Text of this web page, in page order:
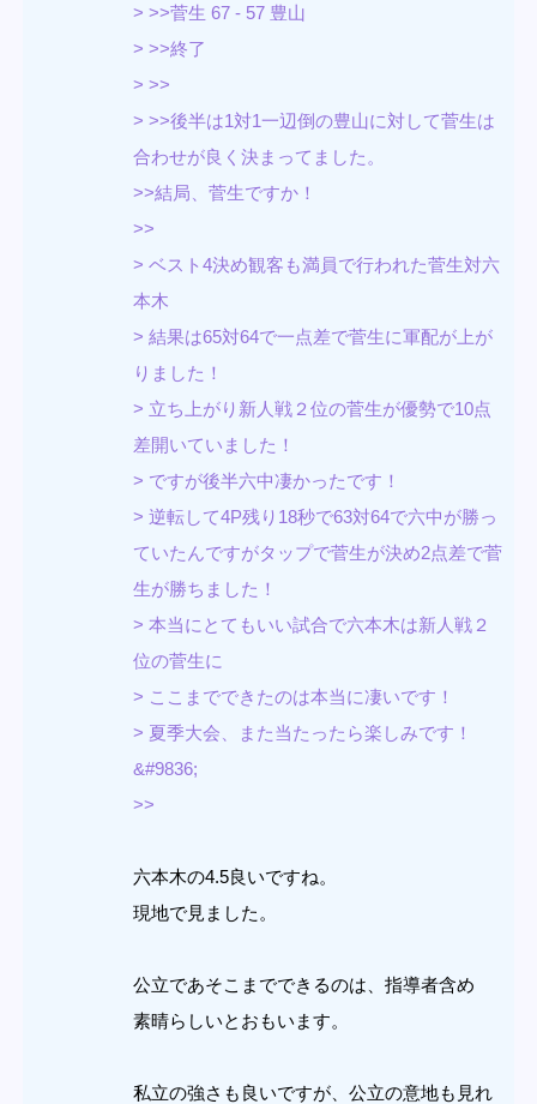
> >>菅生 67 - 57 豊山
> >>終了
> >>
> >>後半は1対1一辺倒の豊山に対して菅生は
合わせが良く決まってました。
>>結局、菅生ですか！
>>
> ベスト4決め観客も満員で行われた菅生対六
本木
> 結果は65対64で一点差で菅生に軍配が上が
りました！
> 立ち上がり新人戦２位の菅生が優勢で10点
差開いていました！
> ですが後半六中凄かったです！
> 逆転して4P残り18秒で63対64で六中が勝っ
ていたんですがタップで菅生が決め2点差で菅
生が勝ちました！
> 本当にとてもいい試合で六本木は新人戦２
位の菅生に
> ここまでできたのは本当に凄いです！
> 夏季大会、また当たったら楽しみです！
&#9836;
>>
六本木の4.5良いですね。
現地で見ました。
公立であそこまでできるのは、指導者含め
素晴らしいとおもいます。
私立の強さも良いですが、公立の意地も見れ